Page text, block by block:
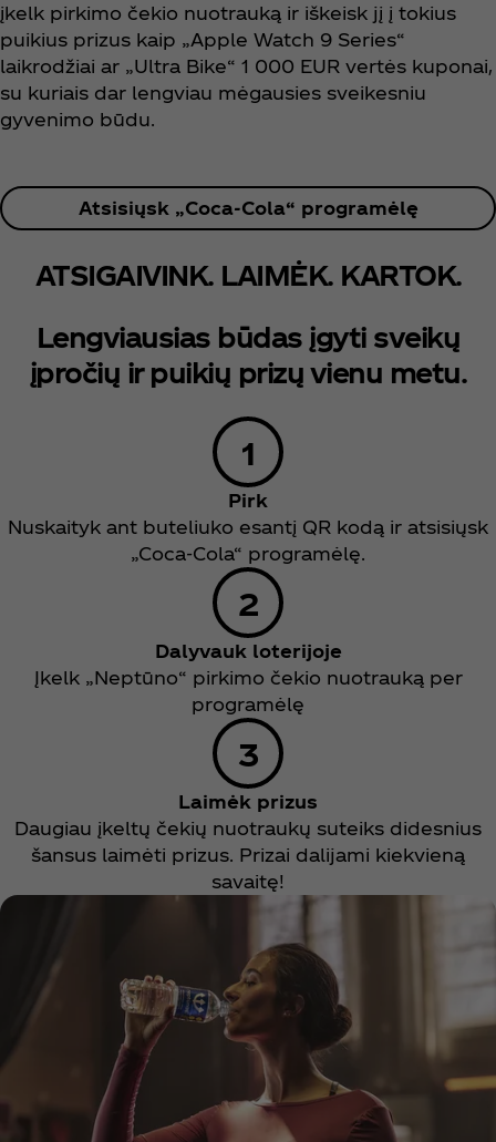
įkelk pirkimo čekio nuotrauką ir iškeisk jį į tokius
puikius prizus kaip „Apple Watch 9 Series“
laikrodžiai ar „Ultra Bike“ 1 000 EUR vertės kuponai,
su kuriais dar lengviau mėgausies sveikesniu
gyvenimo būdu.
Atsisiųsk „Coca‑Cola“ programėlę​
ATSIGAIVINK. LAIMĖK. KARTOK.
Lengviausias būdas įgyti sveikų
įpročių ir puikių prizų vienu metu.​
Pirk
Nuskaityk ant buteliuko esantį QR kodą ir atsisiųsk
„Coca‑Cola“ programėlę.
Dalyvauk loterijoje
Įkelk „Neptūno“ pirkimo čekio nuotrauką per
programėlę
Laimėk prizus
Daugiau įkeltų čekių nuotraukų suteiks didesnius
šansus laimėti prizus. Prizai dalijami kiekvieną
savaitę!